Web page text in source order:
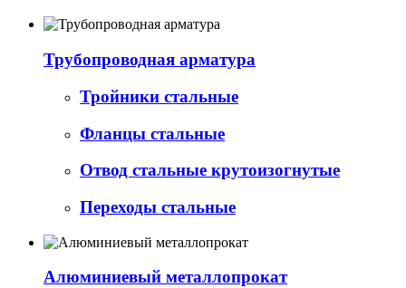
Трубопроводная арматура
Тройники стальные
Фланцы стальные
Отвод стальные крутоизогнутые
Переходы стальные
Алюминиевый металлопрокат